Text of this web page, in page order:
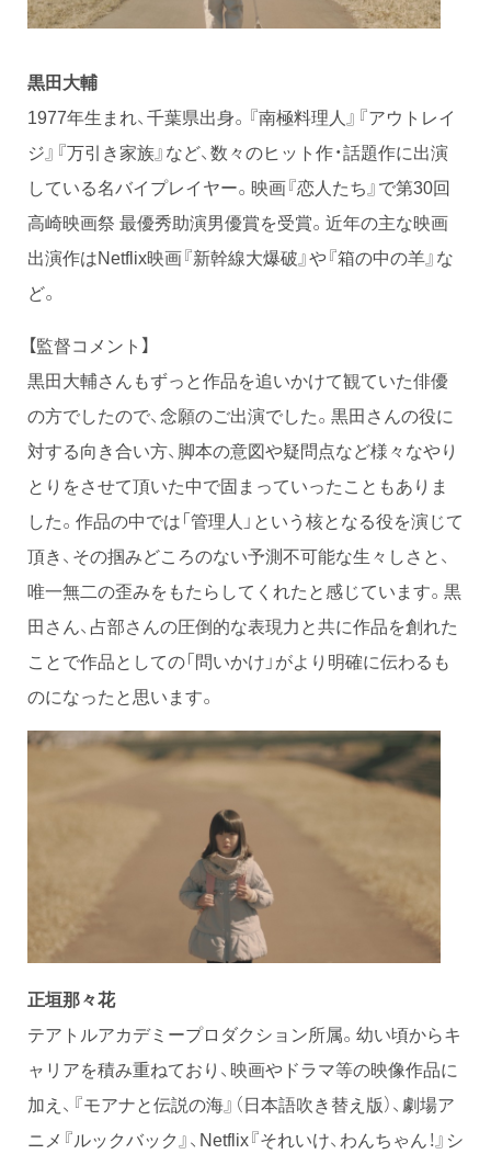
黒田大輔
1977年生まれ、千葉県出身。『南極料理人』『アウトレイ
ジ』『万引き家族』など、数々のヒット作・話題作に出演
している名バイプレイヤー。映画『恋人たち』で第30回
高崎映画祭 最優秀助演男優賞を受賞。近年の主な映画
出演作はNetflix映画『新幹線大爆破』や『箱の中の羊』な
ど。
【監督コメント】
黒田大輔さんもずっと作品を追いかけて観ていた俳優
の方でしたので、念願のご出演でした。黒田さんの役に
対する向き合い方、脚本の意図や疑問点など様々なやり
とりをさせて頂いた中で固まっていったこともありま
した。作品の中では「管理人」という核となる役を演じて
頂き、その掴みどころのない予測不可能な生々しさと、
唯一無二の歪みをもたらしてくれたと感じています。黒
田さん、占部さんの圧倒的な表現力と共に作品を創れた
ことで作品としての「問いかけ」がより明確に伝わるも
のになったと思います。
正垣那々花
テアトルアカデミープロダクション所属。幼い頃からキ
ャリアを積み重ねており、映画やドラマ等の映像作品に
加え、『モアナと伝説の海』（日本語吹き替え版）、劇場ア
ニメ『ルックバック』、Netflix『それいけ、わんちゃん！』シ